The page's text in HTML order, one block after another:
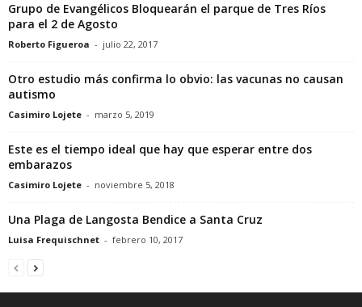
Grupo de Evangélicos Bloquearán el parque de Tres Ríos
para el 2 de Agosto
Roberto Figueroa - julio 22, 2017
Otro estudio más confirma lo obvio: las vacunas no causan
autismo
Casimiro Lojete - marzo 5, 2019
Este es el tiempo ideal que hay que esperar entre dos
embarazos
Casimiro Lojete - noviembre 5, 2018
Una Plaga de Langosta Bendice a Santa Cruz
Luisa Frequischnet - febrero 10, 2017